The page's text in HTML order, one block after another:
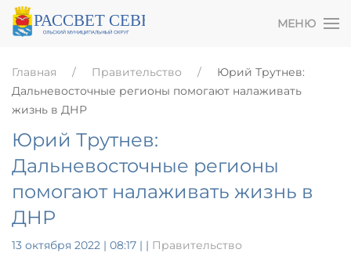
МЕНЮ
Главная Правительство
Юрий Трутнев:
Дальневосточные регионы помогают налаживать
жизнь в ДНР
Юрий Трутнев:
Дальневосточные регионы
помогают налаживать жизнь в
ДНР
13 октября 2022 | 08:17 | | Правительство